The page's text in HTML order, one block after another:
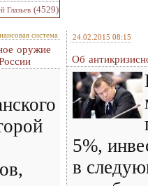
Глазьев (4529)
система
оружие
24.02.2015 08:15
Об
5%,
в